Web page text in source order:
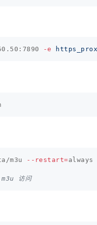
-e
m3u --restart=always
访问